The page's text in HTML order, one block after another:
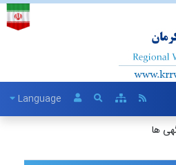
Language
ها